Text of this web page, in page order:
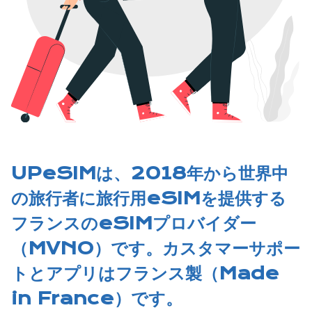
UPeSIMは、2018年から世界中
の旅行者に旅行用eSIMを提供する
フランスのeSIMプロバイダー
（MVNO）です。カスタマーサポー
トとアプリはフランス製（Made
in France）です。